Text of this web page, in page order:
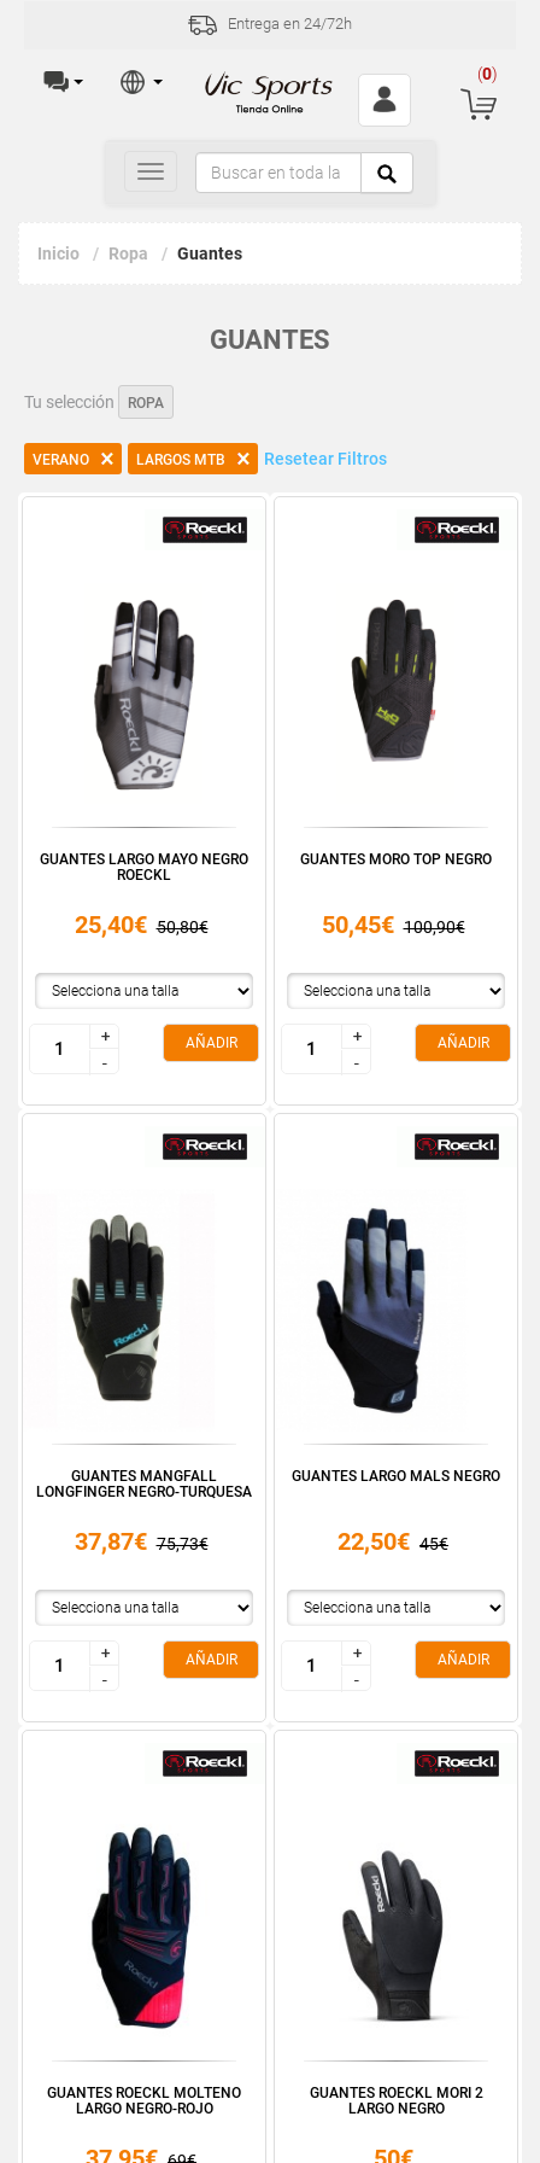
Entrega en 24/72h
(0)
Toggle
navigation
Inicio Ropa Guantes
GUANTES
Tu selección ROPA
VERANO LARGOS MTB Resetear Filtros
GUANTES LARGO MAYO NEGRO
ROECKL
25,40€ 50,80€
+
-
+
-
AÑADIR
GUANTES MORO TOP NEGRO
50,45€ 100,90€
+
-
+
-
AÑADIR
GUANTES MANGFALL
LONGFINGER NEGRO-TURQUESA
37,87€ 75,73€
+
-
+
-
AÑADIR
GUANTES LARGO MALS NEGRO
22,50€ 45€
+
-
+
-
AÑADIR
GUANTES ROECKL MOLTENO
LARGO NEGRO-ROJO
GUANTES ROECKL MORI 2
LARGO NEGRO